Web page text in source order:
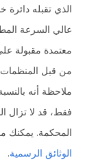
الذي تقبله دائرة
معتمدة مقبولة
من قبل المنظمات
ملاحظة أنه
فقط، قد لا تزال
المحكمة. يمكنك
الوثائق الرسمية.